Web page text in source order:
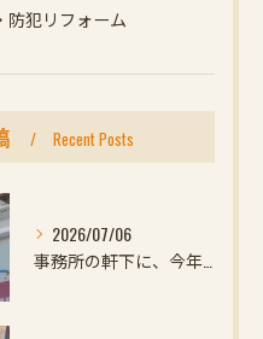
防犯リフォーム
Recent Posts
2026/07/06